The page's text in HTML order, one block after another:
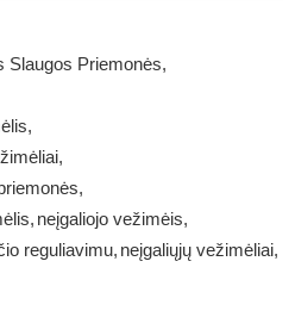
Slaugos Priemonės,
,
,
,
, neįgaliojo vežimėis,
reguliavimu, neįgaliųjų vežimėliai,